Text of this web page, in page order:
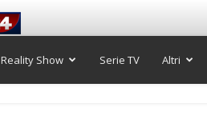
Reality Show Serie TV Altri